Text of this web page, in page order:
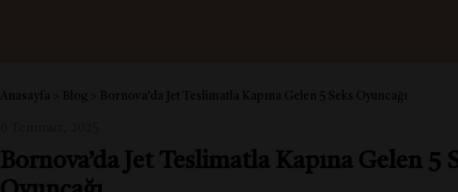
Anasayfa Blog Bornova’da Jet Teslimatla Kapına Gelen 5 Seks Oyuncağı
Bornova’da Jet Teslimatla Kapına Gelen 5